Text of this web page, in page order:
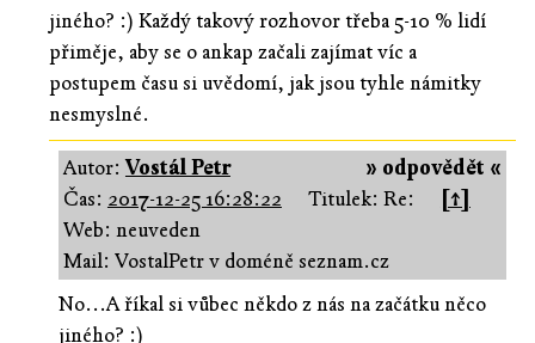
jiného? :) Každý takový rozhovor třeba 5-10 % lidí
přiměje, aby se o ankap začali zajímat víc a
postupem času si uvědomí, jak jsou tyhle námitky
nesmyslné.
» odpovědět «
Autor:Vostál Petr
Čas: 2017-12-25 16:28:22 Titulek: Re:
[↑]
Web: neuveden
Mail: VostalPetr v doméně seznam.cz
No...A říkal si vůbec někdo z nás na začátku něco
jiného? :)